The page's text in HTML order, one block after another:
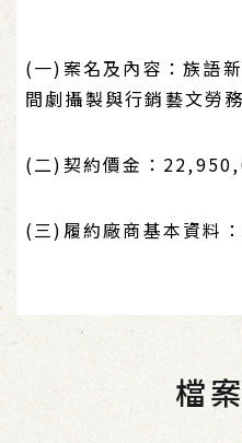
(一)案名及內容：族語
間劇攝製與行銷藝文勞
(二)契約價金：
(三)履約廠商基本資料
檔